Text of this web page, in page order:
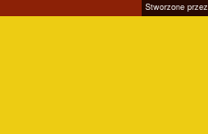
Stworzone przez